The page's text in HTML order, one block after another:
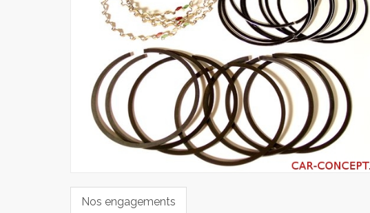
Nos engagements